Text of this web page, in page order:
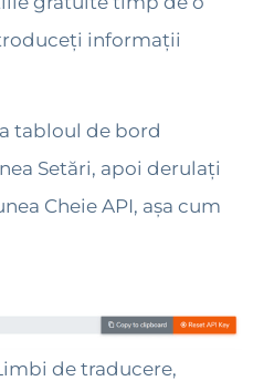
informații
tabloul de bord
Setări, apoi derulați
Cheie API, așa cum
de traducere,